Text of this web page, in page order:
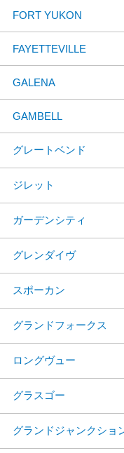
FORT YUKON
FAYETTEVILLE
GALENA
GAMBELL
グレートベンド
ジレット
ガーデンシティ
グレンダイヴ
スポーカン
グランドフォークス
ロングヴュー
グラスゴー
グランドジャンクショ